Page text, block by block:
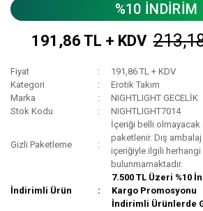
%10 İNDİRİM
191,86 TL + KDV
Fiyat
191,86 TL + KDV
Kategori
Erotik Takım
Marka
NIGHTLIGHT GECELİK
Stok Kodu
NIGHTLIGHT7014
Gizli Paketleme
İçeriği belli
paketlenir. Dış
içeriğiyle ilgili
bulunmamaktadır.
İndirimli Ürün
7.500 TL Üzeri %10
Kargo Promosyonu
İndirimli Ürünlerde